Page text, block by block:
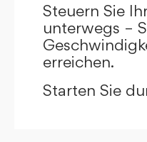
Steuern Sie
unterwegs –
erreichen.
Starten Sie